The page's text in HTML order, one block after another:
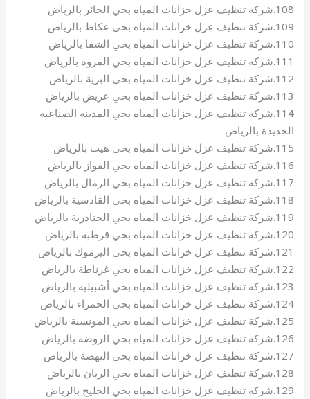
108.شركة تنظيف عزل خزانات المياه بحي الحائر بالرياض
109.شركة تنظيف عزل خزانات المياه بحي عكاظ بالرياض
110.شركة تنظيف عزل خزانات المياه بحي الشفا بالرياض
111.شركة تنظيف عزل خزانات المياه بحي المروة بالرياض
112.شركة تنظيف عزل خزانات المياه بحي البرية بالرياض
113.شركة تنظيف عزل خزانات المياه بحي عريض بالرياض
114.شركة تنظيف عزل خزانات المياه بحي المدينة الصناعية
الجديدة بالرياض
115.شركة تنظيف عزل خزانات المياه بحي هيت بالرياض
116.شركة تنظيف عزل خزانات المياه بحي الفواز بالرياض
117.شركة تنظيف عزل خزانات المياه بحي الرمال بالرياض
118.شركة تنظيف عزل خزانات المياه بحي القادسية بالرياض
119.شركة تنظيف عزل خزانات المياه بحي الجنادرية بالرياض
120.شركة تنظيف عزل خزانات المياه بحي قرطبة بالرياض
121.شركة تنظيف عزل خزانات المياه بحي اليرموك بالرياض
122.شركة تنظيف عزل خزانات المياه بحي غرناطة بالرياض
123.شركة تنظيف عزل خزانات المياه بحي أشبيلية بالرياض
124.شركة تنظيف عزل خزانات المياه بحي الحمراء بالرياض
125.شركة تنظيف عزل خزانات المياه بحي المونسية بالرياض
126.شركة تنظيف عزل خزانات المياه بحي الروضة بالرياض
127.شركة تنظيف عزل خزانات المياه بحي النهضة بالرياض
128.شركة تنظيف عزل خزانات المياه بحي الريان بالرياض
129.شركة تنظيف عزل خزانات المياه بحي الخليج بالرياض